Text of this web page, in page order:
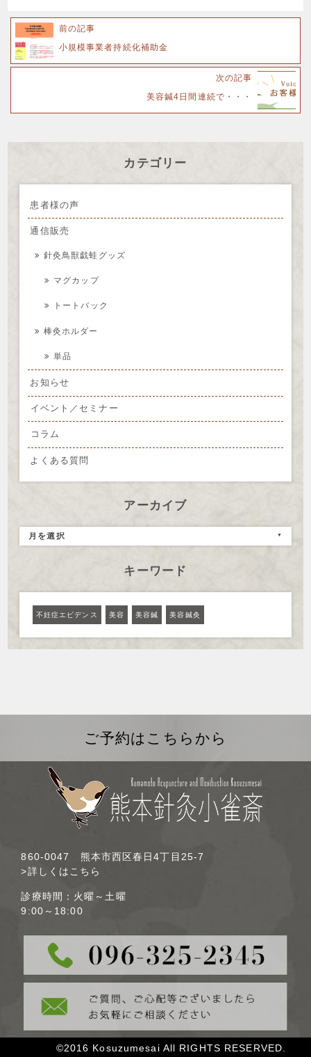
前の記事
小規模事業者持続化補助金
次の記事
美容鍼4日間連続で・・・
カテゴリー
患者様の声
通信販売
針灸鳥獣戯蛙グッズ
マグカップ
トートバック
棒灸ホルダー
単品
お知らせ
イベント／セミナー
コラム
よくある質問
アーカイブ
月を選択
キーワード
不妊症エビデンス 美容 美容鍼 美容鍼灸
ご予約はこちらから
860-0047 熊本市西区春日4丁目25-7
>詳しくはこちら
診療時間：火曜～土曜
9:00～18:00
©2016 Kosuzumesai All RIGHTS RESERVED.